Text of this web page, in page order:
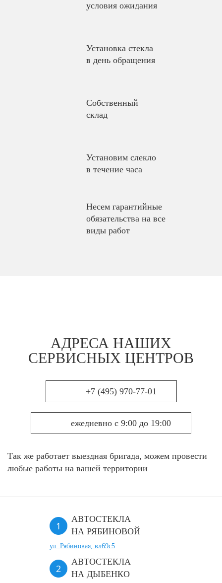
условия ожидания
Установка стекла
в день обращения
Собственный
склад
Установим слекло
в течение часа
Несем гарантийные
обязательства на все
виды работ
АДРЕСА НАШИХ
СЕРВИСНЫХ ЦЕНТРОВ
+7 (495) 970-77-01
ежедневно с 9:00 до 19:00
Так же работает выездная бригада, можем провести
любые работы на вашей территории
АВТОСТЕКЛА
НА РЯБИНОВОЙ
ул. Рябиновая, вл69с5
АВТОСТЕКЛА
НА ДЫБЕНКО